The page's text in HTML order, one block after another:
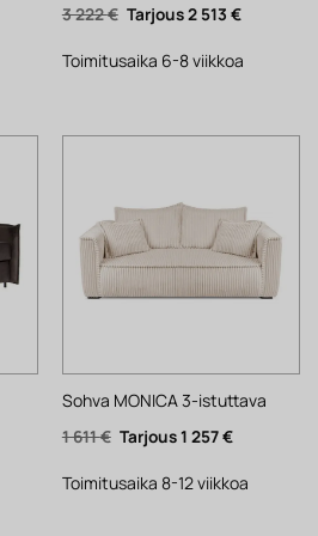
3 222€ Alkuperäinen
hinta
3
222 €.
2 513 €Nykyinen
2
Toimitusaika 6-8 viikkoa
Sohva MONICA 3-istuttava
1 611€ Alkuperäinen
hinta
1
611 €.
1 257€Nykyinen
1
257 €.
Toimitusaika 8-12 viikkoa